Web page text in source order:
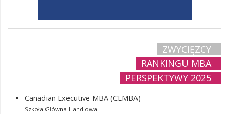
ZWYCIĘZCY
RANKINGU MBA
PERSPEKTYWY 2025
Canadian Executive MBA (CEMBA)
Szkoła Główna Handlowa